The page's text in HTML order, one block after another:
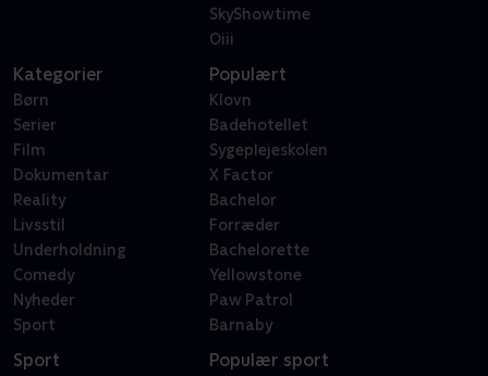
SkyShowtime
Oiii
Kategorier
Børn
Serier
Film
Dokumentar
Reality
Livsstil
Underholdning
Comedy
Nyheder
Sport
Populært
Klovn
Badehotellet
Sygeplejeskolen
X Factor
Bachelor
Forræder
Bachelorette
Yellowstone
Paw Patrol
Barnaby
Sport Populær sport